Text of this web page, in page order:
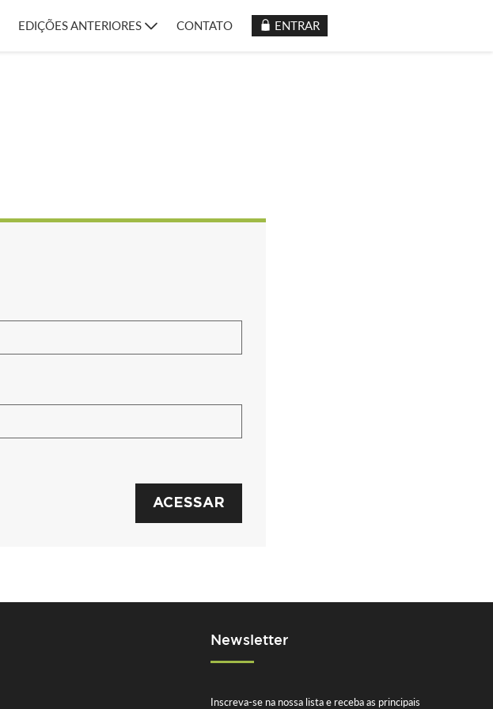
EDIÇÕES ANTERIORES CONTATO ENTRAR
ACESSAR
Newsletter
Inscreva-se na nossa lista e receba as principais